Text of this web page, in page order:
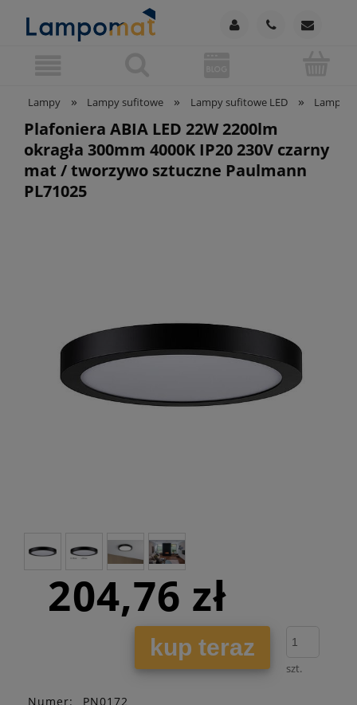
Lampy » Lampy sufitowe » Lampy sufitowe LED » Lampy
Plafoniera ABIA LED 22W 2200lm
okragła 300mm 4000K IP20 230V czarny
mat / tworzywo sztuczne Paulmann
PL71025
204,76 zł
kup teraz
szt.
Numer:
PN0172